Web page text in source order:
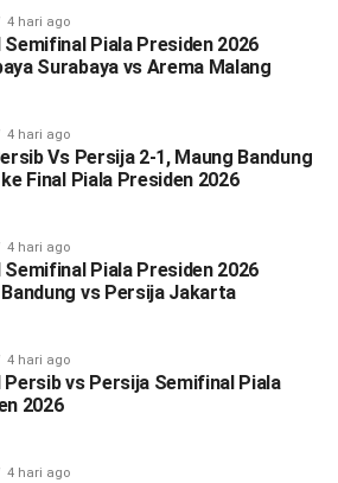
4 hari ago
Semifinal Piala Presiden 2026
Surabaya vs Arema Malang
4 hari ago
Vs Persija 2-1, Maung Bandung
Final Piala Presiden 2026
4 hari ago
Semifinal Piala Presiden 2026
vs Persija Jakarta
4 hari ago
Persib vs Persija Semifinal Piala
2026
4 hari ago